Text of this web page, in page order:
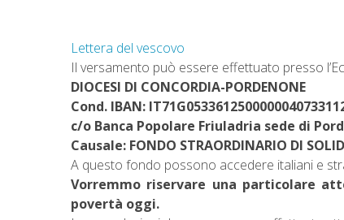
Lettera del vescovo
Il versamento può essere effettuato presso
DIOCESI DI CONCORDIA-PORDENONE
Cond. IBAN:
c/o Banca Popolare Friuladria sede di
Causale: FONDO STRAORDINARIO DI
A questo fondo possono accedere italiani e
Vorremmo riservare una particolare
povertà oggi.